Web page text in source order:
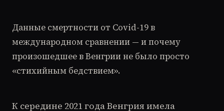
Данные смертности от Covid-19 в
международном сравнении — и почему
произошедшее в Венгрии не было просто
«стихийным бедствием».
К середине 2021 года Венгрия имела